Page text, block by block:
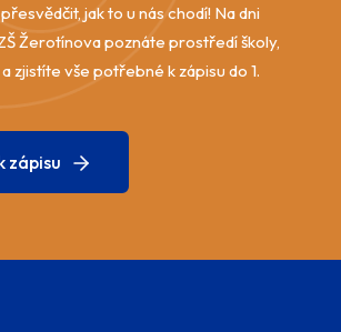
jak to u nás chodí! Na dni
Žerotínova poznáte prostředí školy,
zjistíte vše potřebné k zápisu do 1.
zápisu